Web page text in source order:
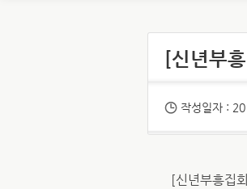
[신년부
작성일자 :
［신년부흥집